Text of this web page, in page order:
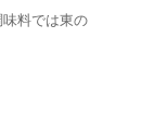
料では東の